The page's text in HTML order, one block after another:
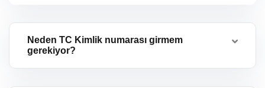
Neden TC Kimlik numarası girmem
gerekiyor?